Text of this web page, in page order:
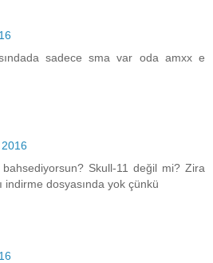
sadece sma var oda amxx e
Skull-11 değil mi? Zira
indirme dosyasında yok çünkü